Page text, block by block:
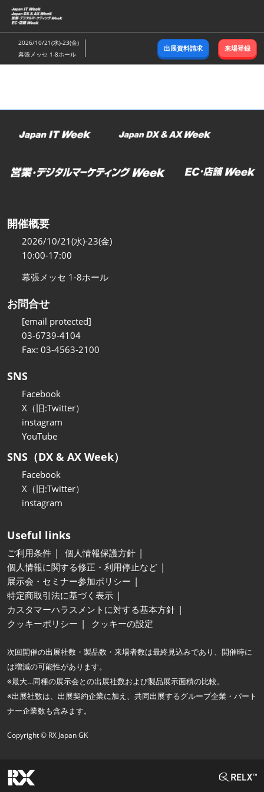
ス
キ
ッ
し
む
2026/10/21(水)-23(金)
幕張メッセ 1-8ホール
出展資料請求 来場登録
開催概要
2026/10/21(水)-23(金)
10:00-17:00
幕張メッセ 1-8ホール
お問合せ
[email protected]
03-6739-4104
Fax: 03-4563-2100
SNS
Facebook
X（旧:Twitter）
instagram
YouTube
SNS（DX & AX Week）
Facebook
X（旧:Twitter）
instagram
Useful links
ご利用条件
個人情報保護方針
個人情報に関する修正・利用停止など
展示会・セミナー参加ポリシー
特定商取引法に基づく表示
カスタマーハラスメントに対する基本方針
クッキーポリシー
クッキーの設定
次回開催の出展社数・製品数・来場者数は最終見込みであり、開催時に
は増減の可能性があります。
※最大…同種の展示会との出展社数および製品展示面積の比較。
※出展社数は、出展契約企業に加え、共同出展するグループ企業・パート
ナー企業数も含みます。
Copyright © RX Japan GK